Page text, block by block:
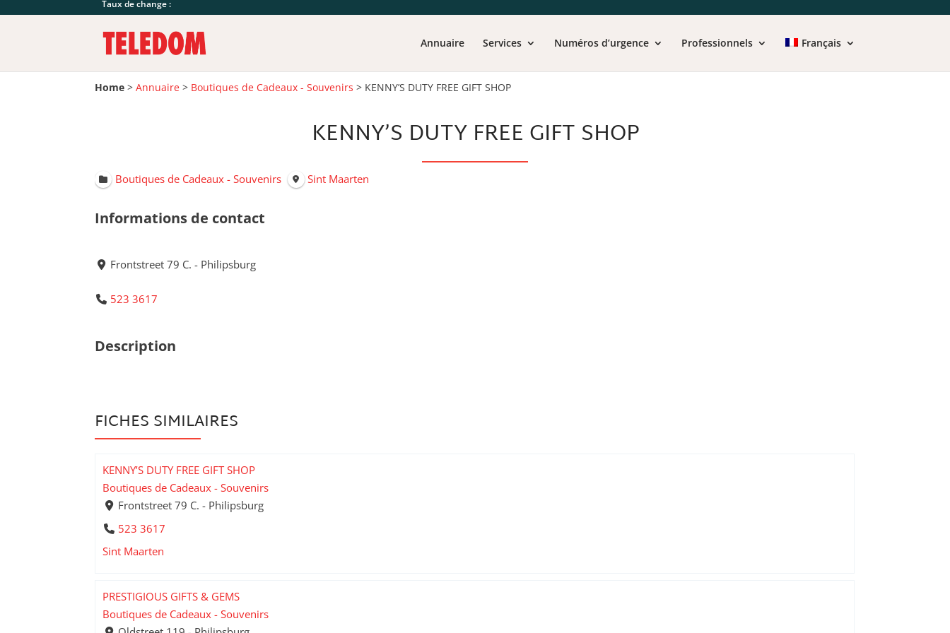
Taux de change :
Annuaire Services Numéros d’urgence Professionnels Français
Home >Annuaire > Boutiques de Cadeaux - Souvenirs > KENNY’S DUTY FREE GIFT SHOP
KENNY’S DUTY FREE GIFT SHOP
Boutiques de Cadeaux - Souvenirs Sint Maarten
Informations de contact
Frontstreet 79 C. - Philipsburg
523 3617
Description
FICHES SIMILAIRES
KENNY’S DUTY FREE GIFT SHOP
Boutiques de Cadeaux - Souvenirs
Frontstreet 79 C. - Philipsburg
523 3617
Sint Maarten
PRESTIGIOUS GIFTS & GEMS
Boutiques de Cadeaux - Souvenirs